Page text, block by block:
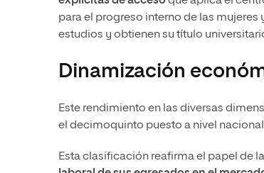
para el progreso interno de las mujeres
estudios y obtienen su título
Dinamización
Este rendimiento en las diversas
el decimoquinto puesto a nivel nacional
Esta clasificación reafirma el papel de